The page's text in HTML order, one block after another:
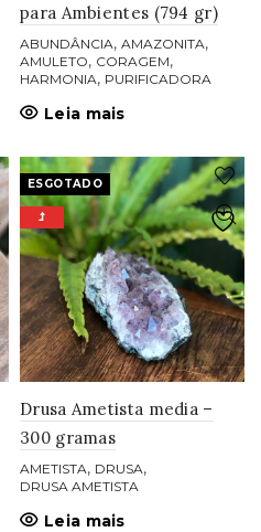
para Ambientes (794 gr)
ABUNDÂNCIA, AMAZONITA,
AMULETO, CORAGEM,
HARMONIA, PURIFICADORA
Leia mais
ESGOTADO
Drusa Ametista media –
300 gramas
AMETISTA, DRUSA,
DRUSA AMETISTA
Leia mais